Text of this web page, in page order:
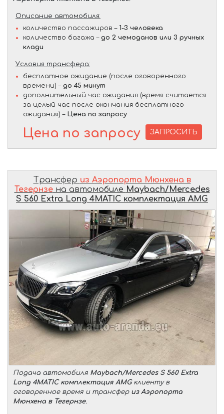
Описание автомобиля:
количество пассажиров – 1-3 человека
количество багажа – до 2 чемоданов или 3 ручных
клади
Условия трансфера:
бесплатное ожидание (после оговоренного
времени) – до 45 минут
дополнительный час ожидания (время считается
за целый час после окончания бесплатного
ожидания) – Цена по запросу
Цена по запросу ЗАПРОСИТЬ
Трансфер из Аэропорта Мюнхена в
Тегернзена автомобиле Maybach/Mercedes
S 560 Extra Long 4MATIC комплектация AMG
Подача автомобиля Maybach/Mercedes S 560 Extra
Long 4MATIC комплектация AMGклиенту в
оговоренное время и трансфер из Аэропорта
Мюнхена в Тегернзе.